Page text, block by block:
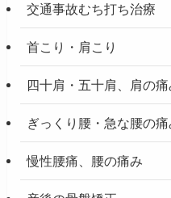
交通事故むち打ち治療
首こり・肩こり
四十肩・五十肩、肩の痛
ぎっくり腰・急な腰の痛
慢性腰痛、腰の痛み